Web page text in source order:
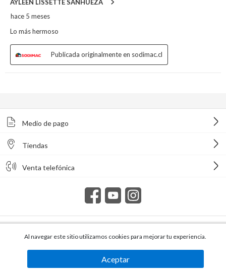
Medio de pago
Tiendas
Venta telefónica
216996650015.
Al navegar este sitio utilizamos cookies para mejorar tu experiencia.
Aceptar